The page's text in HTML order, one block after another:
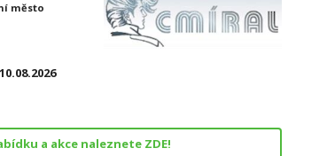
město
a akce naleznete ZDE!